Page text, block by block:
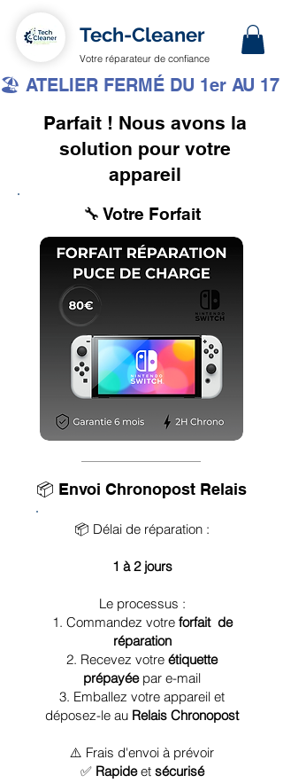
Tech-Cleaner
Votre réparateur de confiance
🏖️ ATELIER FERMÉ DU 1er AU
Parfait ! Nous avons la
solution pour votre
appareil
🔧 Votre Forfait
📦 Envoi Chronopost Relais
📦 Délai de réparation :
1 à 2 jours
Le processus :
1. Commandez votre forfait de
réparation
2. Recevez votre étiquette
prépayéepar e-mail
3. Emballez votre appareil et
déposez-le au Relais Chronopost
⚠️ Frais d'envoi à prévoir
✅ Rapideet sécurisé